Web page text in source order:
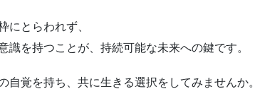
にとらわれず、
識を持つことが、持続可能な未来への鍵です。
自覚を持ち、共に生きる選択をしてみませんか。